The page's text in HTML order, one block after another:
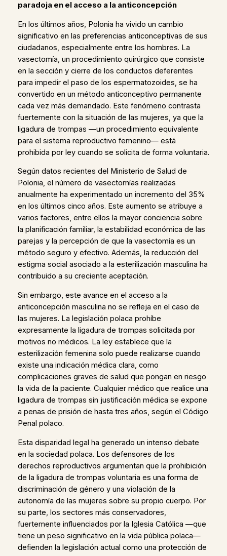
paradoja en el acceso a la anticoncepción
En los últimos años, Polonia ha vivido un cambio
significativo en las preferencias anticonceptivas de sus
ciudadanos, especialmente entre los hombres. La
vasectomía, un procedimiento quirúrgico que consiste
en la sección y cierre de los conductos deferentes
para impedir el paso de los espermatozoides, se ha
convertido en un método anticonceptivo permanente
cada vez más demandado. Este fenómeno contrasta
fuertemente con la situación de las mujeres, ya que la
ligadura de trompas —un procedimiento equivalente
para el sistema reproductivo femenino— está
prohibida por ley cuando se solicita de forma voluntaria.
Según datos recientes del Ministerio de Salud de
Polonia, el número de vasectomías realizadas
anualmente ha experimentado un incremento del 35%
en los últimos cinco años. Este aumento se atribuye a
varios factores, entre ellos la mayor conciencia sobre
la planificación familiar, la estabilidad económica de las
parejas y la percepción de que la vasectomía es un
método seguro y efectivo. Además, la reducción del
estigma social asociado a la esterilización masculina ha
contribuido a su creciente aceptación.
Sin embargo, este avance en el acceso a la
anticoncepción masculina no se refleja en el caso de
las mujeres. La legislación polaca prohíbe
expresamente la ligadura de trompas solicitada por
motivos no médicos. La ley establece que la
esterilización femenina solo puede realizarse cuando
existe una indicación médica clara, como
complicaciones graves de salud que pongan en riesgo
la vida de la paciente. Cualquier médico que realice una
ligadura de trompas sin justificación médica se expone
a penas de prisión de hasta tres años, según el Código
Penal polaco.
Esta disparidad legal ha generado un intenso debate
en la sociedad polaca. Los defensores de los
derechos reproductivos argumentan que la prohibición
de la ligadura de trompas voluntaria es una forma de
discriminación de género y una violación de la
autonomía de las mujeres sobre su propio cuerpo. Por
su parte, los sectores más conservadores,
fuertemente influenciados por la Iglesia Católica —que
tiene un peso significativo en la vida pública polaca—
defienden la legislación actual como una protección de